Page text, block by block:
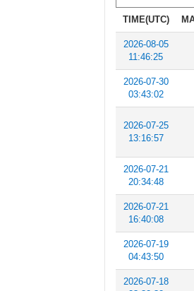
TIME(UTC)
2026-08-05
11:46:25
2026-07-30
03:43:02
2026-07-25
13:16:57
2026-07-21
20:34:48
2026-07-21
16:40:08
2026-07-19
04:43:50
2026-07-18